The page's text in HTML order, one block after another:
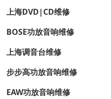
上海DVD|CD维修
BOSE功放音响维修
上海调音台维修
步步高功放音响维修
EAW功放音响维修